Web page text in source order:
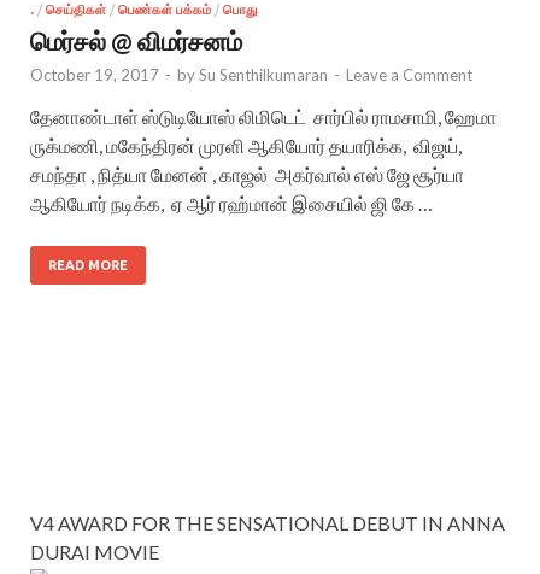
. / செய்திகள் / பெண்கள் பக்கம் / பொது
மெர்சல் @ விமர்சனம்
October 19, 2017 - bySu Senthilkumaran - Leave a Comment
தேனாண்டாள் ஸ்டுடியோஸ் லிமிடெட் சார்பில் ராமசாமி, ஹேமா
ருக்மணி, மகேந்திரன் முரளி ஆகியோர் தயாரிக்க, விஜய்,
சமந்தா , நித்யா மேனன் , காஜல் அகர்வால் எஸ் ஜே சூர்யா
ஆகியோர் நடிக்க, ஏ ஆர் ரஹ்மான் இசையில் ஜி கே …
READ MORE
V4 AWARD FOR THE SENSATIONAL DEBUT IN ANNA
DURAI MOVIE